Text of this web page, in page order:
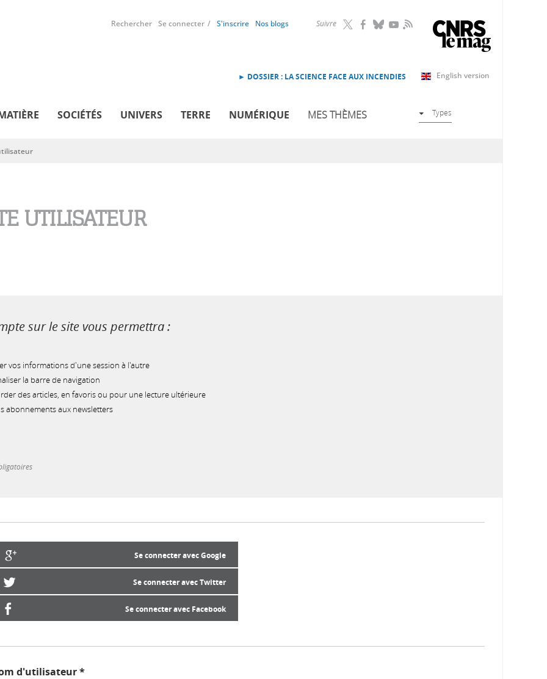
Suivre RSS
Rechercher Se connecter S'inscrire Nos blogs
English version
► DOSSIER : LA SCIENCE FACE AUX INCENDIES
SOCIÉTÉS UNIVERS TERRE NUMÉRIQUE MES THÈMES Types
UTILISATEUR
sur le site vous permettra :
vos informations d'une session à l'autre
la barre de navigation
des articles, en favoris ou pour une lecture ultérieure
abonnements aux newsletters
Se connecter avec Google
Se connecter avec Twitter
Se connecter avec Facebook
d'utilisateur*